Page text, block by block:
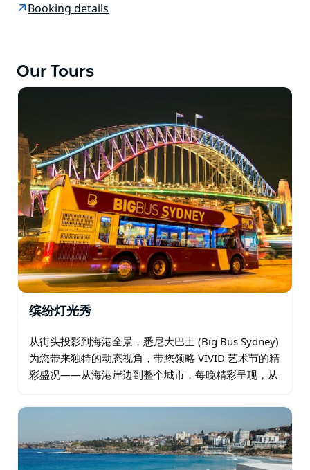
的精彩讲解。
行程结束于1号站（环形码头）。
请注意：夜游为直达行程（非随上随下）。门票不予退
Booking details
Our Tours
缤纷灯光秀
从街头投影到海港全景，悉尼大巴士 (Big Bus Sydney)
为您带来独特的动态视角，带您领略 VIVID 艺术节的精
彩盛况——从海港岸边到整个城市，每晚精彩呈现，从